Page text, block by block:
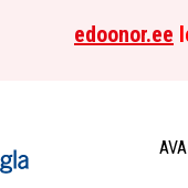
edoonor.ee